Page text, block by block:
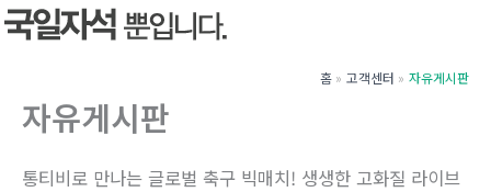
홈 고객센터 자유게시판
자유게시판
통티비로 만나는 글로벌 축구 빅매치! 생생한 고화질 라이브